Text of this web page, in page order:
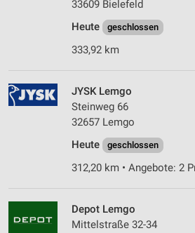
33609 Bielefeld
Heute
geschlossen
333,92 km
JYSK Lemgo
Steinweg 66
32657 Lemgo
Heute
geschlossen
312,20 km • Angebote: 2
Depot Lemgo
Mittelstraße 32-34